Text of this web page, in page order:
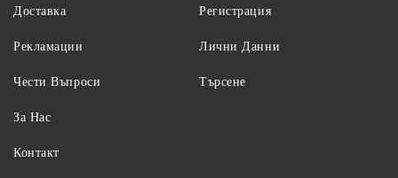
Доставка
Рекламации
Чести Въпроси
Регистрация
Лични Данни
Търсене
За Нас
Контакт